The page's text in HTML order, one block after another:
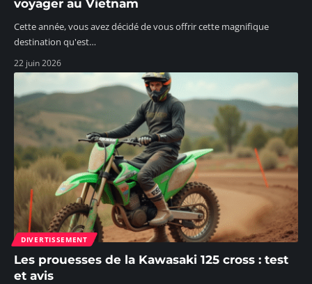
voyager au Vietnam
Cette année, vous avez décidé de vous offrir cette magnifique
destination qu'est…
22 juin 2026
DIVERTISSEMENT
Les prouesses de la Kawasaki 125 cross : test
et avis